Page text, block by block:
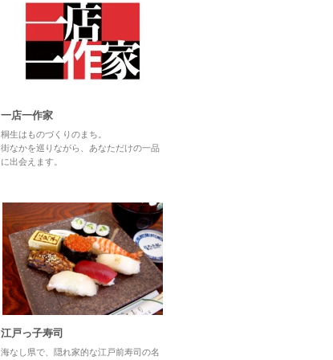
一店一作家
桐生はものづくりのまち。
街なかを巡りながら、あなただけの一品
に出会えます。
江戸っ子寿司
海なし県で、隠れ家的な江戸前寿司の名